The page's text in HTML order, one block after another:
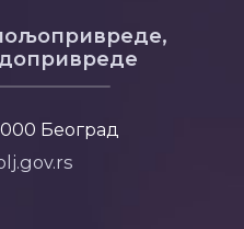
Београд